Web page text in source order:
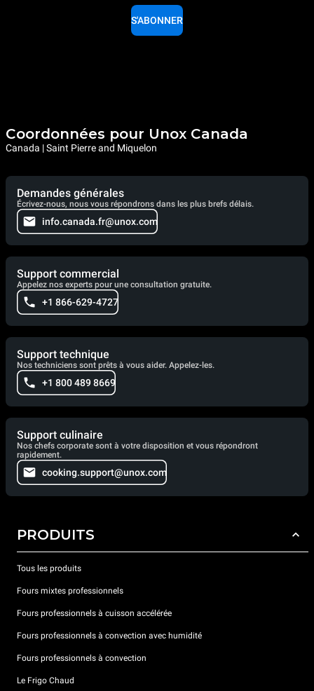
S'ABONNER
Coordonnées pour Unox Canada
Canada | Saint Pierre and Miquelon
Demandes générales
Écrivez-nous, nous vous répondrons dans les plus brefs délais.
info.canada.fr@unox.com
Support commercial
Appelez nos experts pour une consultation gratuite.
+1 866-629-4727
Support technique
Nos techniciens sont prêts à vous aider. Appelez-les.
+1 800 489 8669
Support culinaire
Nos chefs corporate sont à votre disposition et vous répondront
rapidement.
cooking.support@unox.com
PRODUITS
Tous les produits
Fours mixtes professionnels
Fours professionnels à cuisson accélérée
Fours professionnels à convection avec humidité
Fours professionnels à convection
Le Frigo Chaud